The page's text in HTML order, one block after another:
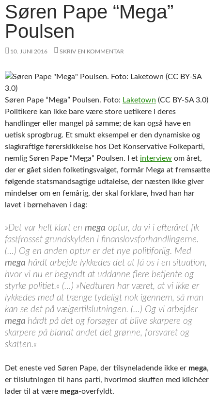
Søren Pape “Mega”
Poulsen
10. JUNI 2016 SKRIV EN KOMMENTAR
Søren Pape “Mega” Poulsen. Foto: Laketown (CC BY-SA 3.0)
Politikere kan ikke bare være store uetikere i deres
handlinger eller mangel på samme; de kan også have en
uetisk sprogbrug. Et smukt eksempel er den dynamiske og
slagkraftige førerskikkelse hos Det Konservative Folkeparti,
nemlig Søren Pape “Mega” Poulsen. I et interview om året,
der er gået siden folketingsvalget, formår Mega at fremsætte
følgende statsmandsagtige udtalelse, der næsten ikke giver
mindelser om en femårig, der skal forklare, hvad han har
lavet i børnehaven i dag:
»Det var helt klart en mega optur, da vi i efteråret fik
fastfrosset grundskylden i finanslovsforhandlingerne.
(…) Og en anden optur er det nye politiforlig. Med
mega hårdt arbejde lykkedes det at få os i en situation,
hvor vi nu er begyndt at uddanne flere betjente og
styrke politiet.« (…) »Nedturen har været, at vi ikke er
lykkedes med at trænge tydeligt nok igennem, så man
kan se det på vælgertilslutningen. (…) Og vi arbejder
mega hårdt på det og forsøger at blive skarpere og
skarpere på blandt andet det grønne, forsvaret og
skatten.«
Det eneste ved Søren Pape, der tilsyneladende ikke er mega,
er tilslutningen til hans parti, hvorimod skuffen med klichéer
lader til at være mega-overfyldt.